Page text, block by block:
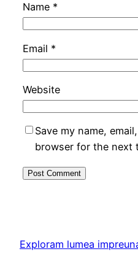
Name *
Email *
Website
Save my name,
browser for the next
Exploram lumea